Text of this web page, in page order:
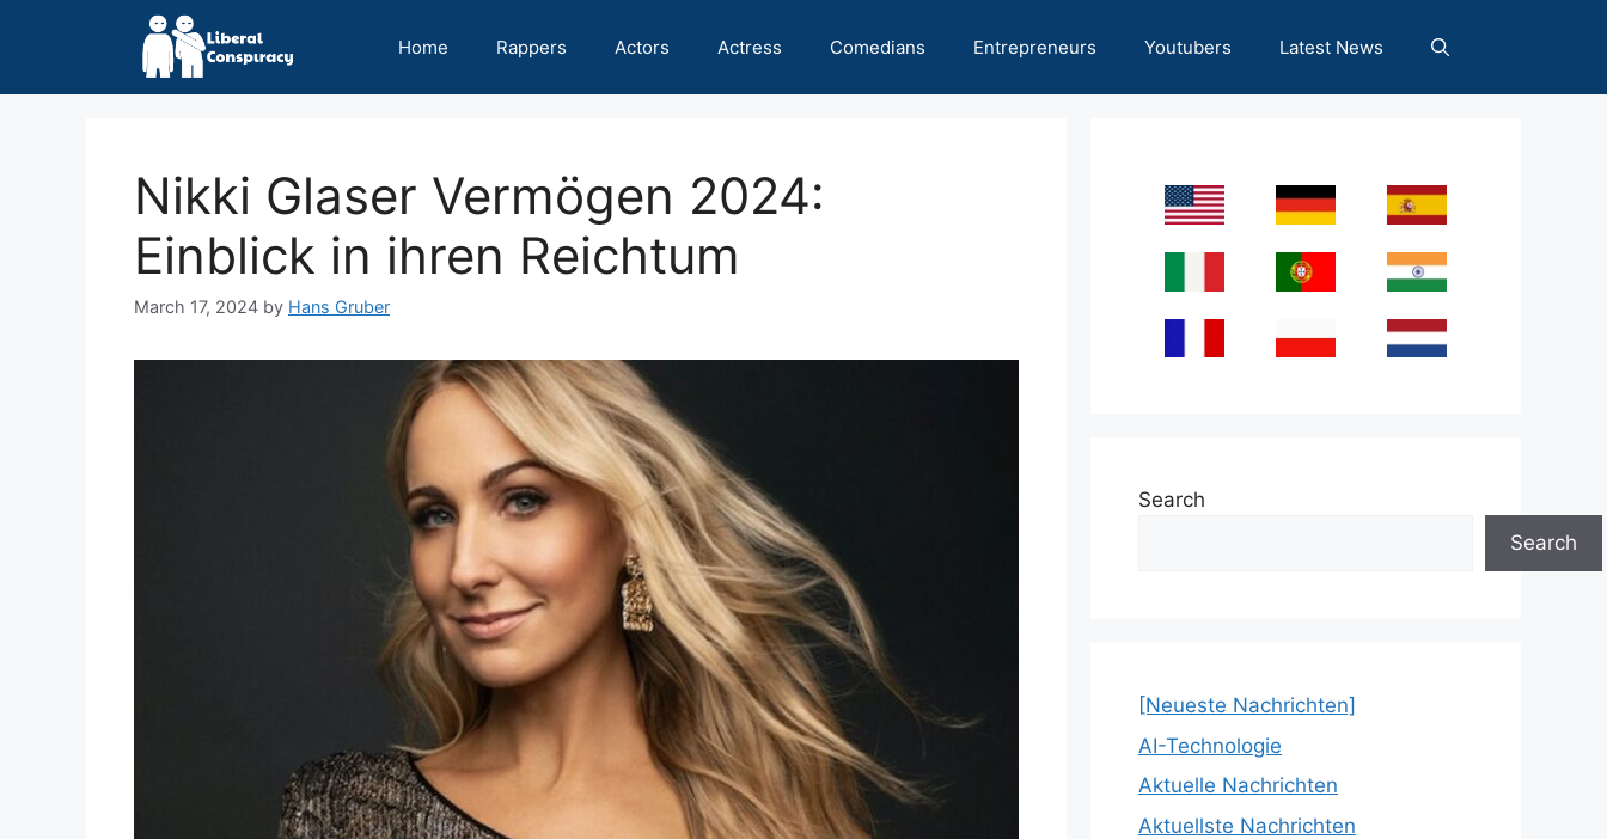
Home Rappers Actors Actress Comedians Entrepreneurs Youtubers Latest News
Nikki Glaser Vermögen 2024:
Einblick in ihren Reichtum
March 17, 2024 by Hans Gruber
Search
Search
[Neueste Nachrichten]
AI-Technologie
Aktuelle Nachrichten
Aktuellste Nachrichten